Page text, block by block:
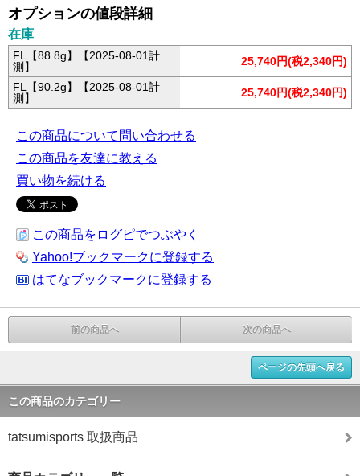
オプションの値段詳細
在庫
FL【88.8g】【2025-08-01計
測】
25,740円(税2,340円)
FL【90.2g】【2025-08-01計
測】
25,740円(税2,340円)
この商品について問い合わせる
この商品を友達に教える
買い物を続ける
この商品をログピでつぶやく
Yahoo!ブックマークに登録する
はてなブックマークに登録する
前の商品へ 次の商品へ
ページの先頭へ戻る
この商品のカテゴリー
tatsumisports 取扱商品